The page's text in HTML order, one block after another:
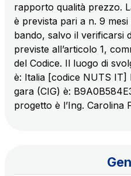
AdMoving
Advertising spaces and
in service areas
YouVerse
rapporto qualità prezzo.
è prevista pari a n. 9
bando, salvo il verificarsi
previste all’articolo 1,
del Codice. Il luogo di
è: Italia [codice NUTS IT]
gara (CIG) è:
progetto è l’Ing. Carolina